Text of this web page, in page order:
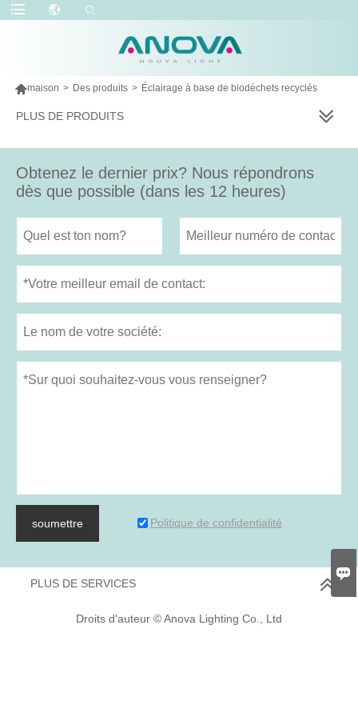
maison > Des produits > Éclairage à base de biodéchets recyclés
PLUS DE PRODUITS
Obtenez le dernier prix? Nous répondrons
dès que possible (dans les 12 heures)
soumettre Politique de confidentialité
PLUS DE SERVICES
Droits d'auteur © Anova Lighting Co., Ltd
